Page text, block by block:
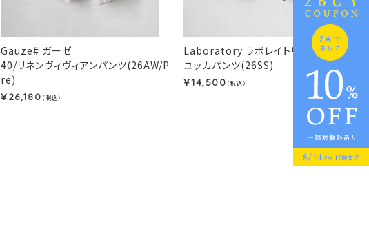
Gauze# ガーゼ
40/リネンヴィヴィアンパンツ(26AW/P
re)
¥ 26,180 （税込）
Laboratory ラボレイトリー
ユッカパンツ(26SS)
¥14,500 （税込）